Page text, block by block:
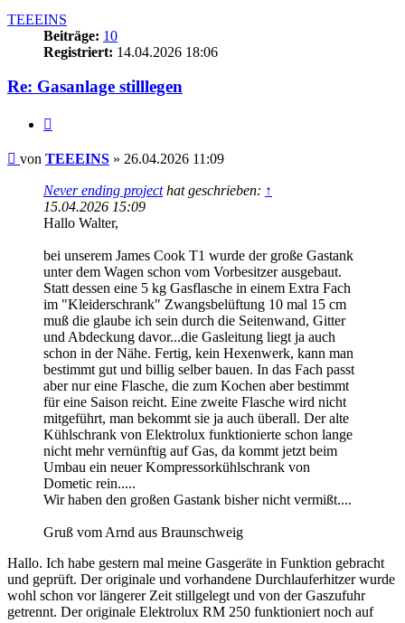
TEEEINS
Beiträge: 10
Registriert: 14.04.2026 18:06
Re: Gasanlage stilllegen
Beitrag
von TEEEINS » 26.04.2026 11:09
Never ending projecthat geschrieben: ↑
15.04.2026 15:09
Hallo Walter,
bei unserem James Cook T1 wurde der große Gastank
unter dem Wagen schon vom Vorbesitzer ausgebaut.
Statt dessen eine 5 kg Gasflasche in einem Extra Fach
im "Kleiderschrank" Zwangsbelüftung 10 mal 15 cm
muß die glaube ich sein durch die Seitenwand, Gitter
und Abdeckung davor...die Gasleitung liegt ja auch
schon in der Nähe. Fertig, kein Hexenwerk, kann man
bestimmt gut und billig selber bauen. In das Fach passt
aber nur eine Flasche, die zum Kochen aber bestimmt
für eine Saison reicht. Eine zweite Flasche wird nicht
mitgeführt, man bekommt sie ja auch überall. Der alte
Kühlschrank von Elektrolux funktionierte schon lange
nicht mehr vernünftig auf Gas, da kommt jetzt beim
Umbau ein neuer Kompressorkühlschrank von
Dometic rein.....
Wir haben den großen Gastank bisher nicht vermißt....
Gruß vom Arnd aus Braunschweig
Hallo. Ich habe gestern mal meine Gasgeräte in Funktion gebracht
und geprüft. Der originale und vorhandene Durchlauferhitzer wurde
wohl schon vor längerer Zeit stillgelegt und von der Gaszufuhr
getrennt. Der originale Elektrolux RM 250 funktioniert noch auf